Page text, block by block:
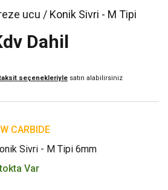
ucu / Konik Sivri - M Tipi
Dahil
seçenekleriyle satın alabilirsiniz
CARBIDE
Sivri - M Tipi 6mm
Var